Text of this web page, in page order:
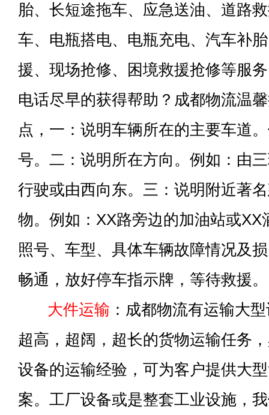
胎、长短途拖车、应急送油、道路
车、电瓶搭电、电瓶充电、汽车补
援、现场抢修、困境救援抢修等服
电话尽早的获得帮助？成都物流温
点，一：说明车辆所在的主要车道
号。二：说明所在方向。例如：由
行驶或由西向东。三：说明附近著
物。例如：XX路旁边的加油站或
照号、车型、具体车辆故障情况及
畅通，放好停车指示牌，等待救援。
大件运输 ：成都物流有运输大
超高，超阔，超长的货物运输任务
设备的运输经验，可为客户提供大
案。工厂设备或是整套工业设施，